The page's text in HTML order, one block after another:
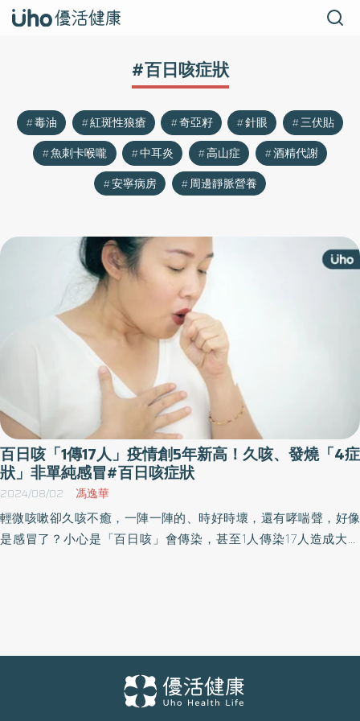
#百日咳症狀
毒油 紅斑性狼瘡 奇亞籽 針眼
三伏貼
魚刺卡喉嚨
中耳炎 高山症
酒精代謝
安寧病房
周邊靜脈營養
百日咳「1傳17人」疫情創5年新高！久咳、發燒「4症
狀」非單純感冒#百日咳症狀
2024/08/02 馮逸華
輕微咳嗽卻久咳不癒，一陣一陣的、時好時壞，還有哮喘聲，好像
是感冒了？小心是「百日咳」會傳染，甚至1人傳染17人造成大流